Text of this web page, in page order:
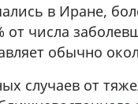
в Иране,
от числа
обычно
случаев от
оптом и в
500 22 47 42